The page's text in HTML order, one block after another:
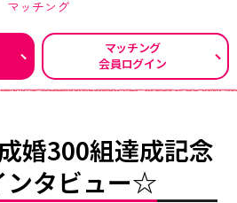
イベントユーザーログイン
EVENT
イベント
自治体等イベント一覧
マッチング
マッチング
会員ログイン
婚300組達成記念
タビュー☆